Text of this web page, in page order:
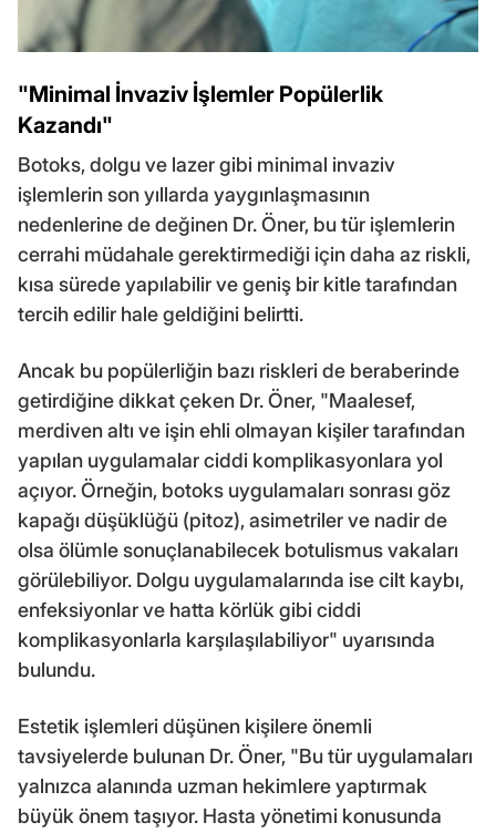
"Minimal İnvaziv İşlemler Popülerlik
Kazandı"
Botoks, dolgu ve lazer gibi minimal invaziv
işlemlerin son yıllarda yaygınlaşmasının
nedenlerine de değinen Dr. Öner, bu tür işlemlerin
cerrahi müdahale gerektirmediği için daha az riskli,
kısa sürede yapılabilir ve geniş bir kitle tarafından
tercih edilir hale geldiğini belirtti.
Ancak bu popülerliğin bazı riskleri de beraberinde
getirdiğine dikkat çeken Dr. Öner, "Maalesef,
merdiven altı ve işin ehli olmayan kişiler tarafından
yapılan uygulamalar ciddi komplikasyonlara yol
açıyor. Örneğin, botoks uygulamaları sonrası göz
kapağı düşüklüğü (pitoz), asimetriler ve nadir de
olsa ölümle sonuçlanabilecek botulismus vakaları
görülebiliyor. Dolgu uygulamalarında ise cilt kaybı,
enfeksiyonlar ve hatta körlük gibi ciddi
komplikasyonlarla karşılaşılabiliyor" uyarısında
bulundu.
Estetik işlemleri düşünen kişilere önemli
tavsiyelerde bulunan Dr. Öner, "Bu tür uygulamaları
yalnızca alanında uzman hekimlere yaptırmak
büyük önem taşıyor. Hasta yönetimi konusunda